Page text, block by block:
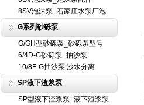
8SV泡沫泵_石家庄水泵厂泡
G系列砂砾泵
G/GH型砂砾泵_砂砾泵型号
6/4D-G砂砾泵_抽沙泵
10/8F-G抽沙泵 沙水分离
SP液下渣浆泵
SP型液下渣浆泵_液下渣浆泵